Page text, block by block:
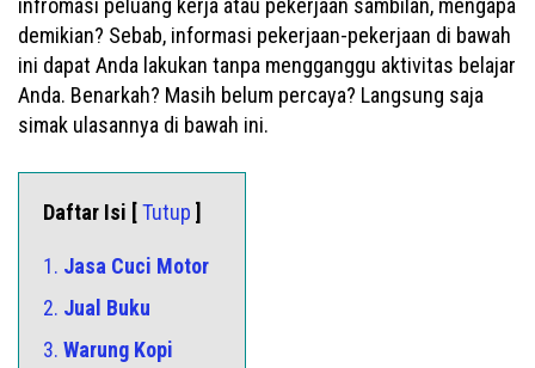
infromasi peluang kerja atau pekerjaan sambilan, mengapa
demikian? Sebab, informasi pekerjaan-pekerjaan di bawah
ini dapat Anda lakukan tanpa mengganggu aktivitas belajar
Anda. Benarkah? Masih belum percaya? Langsung saja
simak ulasannya di bawah ini.
Daftar Isi [Tutup ]
1. Jasa Cuci Motor
2. Jual Buku
3. Warung Kopi